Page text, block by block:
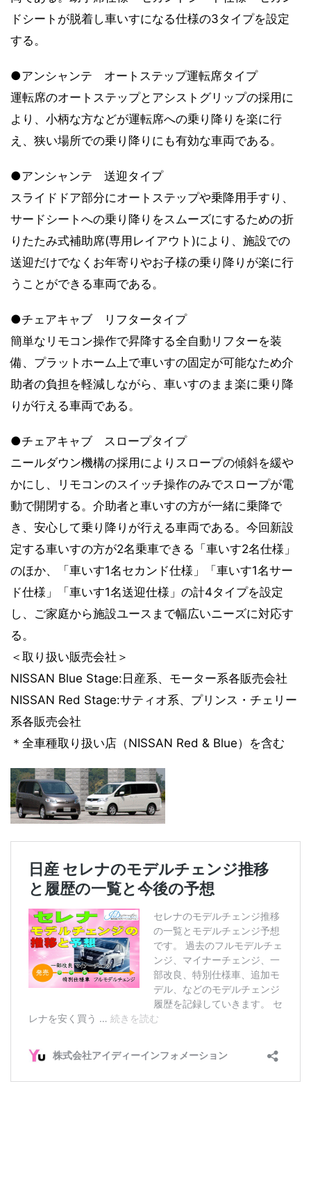
ドシートが脱着し車いすになる仕様の3タイプを設定
する。
●アンシャンテ オートステップ運転席タイプ
運転席のオートステップとアシストグリップの採用に
より、小柄な方などが運転席への乗り降りを楽に行
え、狭い場所での乗り降りにも有効な車両である。
●アンシャンテ 送迎タイプ
スライドドア部分にオートステップや乗降用手すり、
サードシートへの乗り降りをスムーズにするための折
りたたみ式補助席(専用レイアウト)により、施設での
送迎だけでなくお年寄りやお子様の乗り降りが楽に行
うことができる車両である。
●チェアキャブ リフタータイプ
簡単なリモコン操作で昇降する全自動リフターを装
備、プラットホーム上で車いすの固定が可能なため介
助者の負担を軽減しながら、車いすのまま楽に乗り降
りが行える車両である。
●チェアキャブ スロープタイプ
ニールダウン機構の採用によりスロープの傾斜を緩や
かにし、リモコンのスイッチ操作のみでスロープが電
動で開閉する。介助者と車いすの方が一緒に乗降で
き、安心して乗り降りが行える車両である。今回新設
定する車いすの方が2名乗車できる「車いす2名仕様」
のほか、「車いす1名セカンド仕様」「車いす1名サー
ド仕様」「車いす1名送迎仕様」の計4タイプを設定
し、ご家庭から施設ユースまで幅広いニーズに対応す
る。
＜取り扱い販売会社＞
NISSAN Blue Stage:日産系、モーター系各販売会社
NISSAN Red Stage:サティオ系、プリンス・チェリー
系各販売会社
＊全車種取り扱い店（NISSAN Red & Blue）を含む